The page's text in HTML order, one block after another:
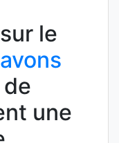
le
une